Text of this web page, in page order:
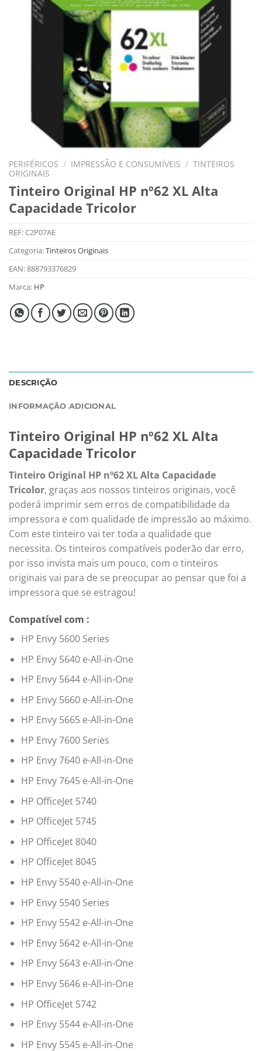
PERIFÉRICOS / IMPRESSÃO E CONSUMÍVEIS / TINTEIROS
ORIGINAIS
Tinteiro Original HP nº62 XL Alta
Capacidade Tricolor
REF:C2P07AE
Categoria:Tinteiros Originais
EAN:888793376829
Marca: HP
DESCRIÇÃO
INFORMAÇÃO ADICIONAL
Tinteiro Original HP nº62 XL Alta
Capacidade Tricolor
Tinteiro Original HP nº62 XL Alta Capacidade
Tricolor, graças aos nossos tinteiros originais, você
poderá imprimir sem erros de compatibilidade da
impressora e com qualidade de impressão ao máximo.
Com este tinteiro vai ter toda a qualidade que
necessita. Os tinteiros compatíveis poderão dar erro,
por isso invista mais um pouco, com o tinteiros
originais vai para de se preocupar ao pensar que foi a
impressora que se estragou!
Compatível com :
HP Envy 5600 Series
HP Envy 5640 e-All-in-One
HP Envy 5644 e-All-in-One
HP Envy 5660 e-All-in-One
HP Envy 5665 e-All-in-One
HP Envy 7600 Series
HP Envy 7640 e-All-in-One
HP Envy 7645 e-All-in-One
HP OfficeJet 5740
HP OfficeJet 5745
HP OfficeJet 8040
HP OfficeJet 8045
HP Envy 5540 e-All-in-One
HP Envy 5540 Series
HP Envy 5542 e-All-in-One
HP Envy 5642 e-All-in-One
HP Envy 5643 e-All-in-One
HP Envy 5646 e-All-in-One
HP OfficeJet 5742
HP Envy 5544 e-All-in-One
HP Envy 5545 e-All-in-One